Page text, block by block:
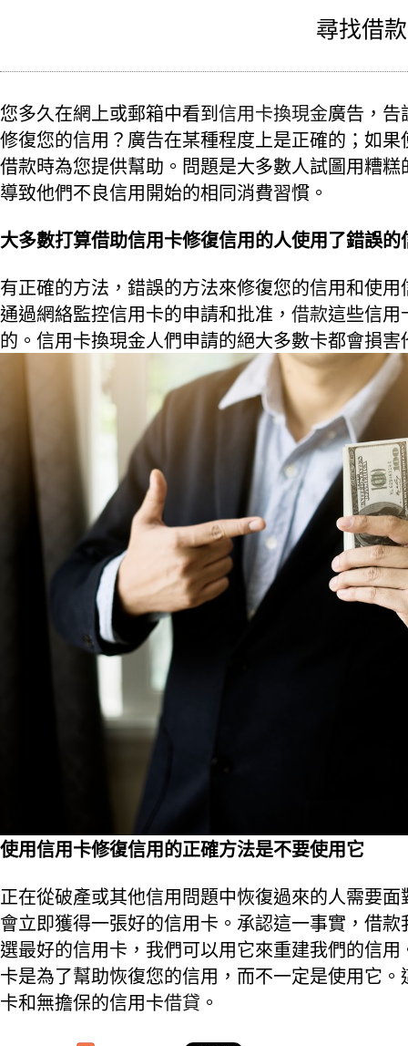
尋找借
您多久在網上或郵箱中看到 信用卡換現金廣告，告
修復您的信用？廣告在某種程度上是正確的；如
借款時為您提供幫助。問題是大多數人試圖用糟
導致他們不良信用開始的相同消費習慣。
大多數打算借助信用卡修復信用的人使用了錯誤的
有正確的方法，錯誤的方法來修復您的信用和使
通過網絡監控信用卡的申請和批准， 借款這些信用
的。信用卡換現金人們申請的絕大多數卡都會損
使用信用卡修復信用的正確方法是不要使用它
正在從破產或其他信用問題中恢復過來的人需要
會立即獲得一張好的信用卡。承認這一事實，借
選最好的信用卡，我們可以用它來重建我們的信
卡是為了幫助恢復您的信用，而不一定是使用它
卡和無擔保的信用卡借貸 。